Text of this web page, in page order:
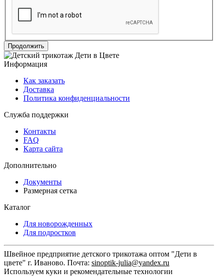
Продолжить
Информация
Как заказать
Доставка
Политика конфиденциальности
Служба поддержки
Контакты
FAQ
Карта сайта
Дополнительно
Документы
Размерная сетка
Каталог
Для новорожденных
Для подростков
Швейное предприятие детского трикотажа оптом "Дети в
цвете" г. Иваново. Почта: sinoptik-julia@yandex.ru
Используем куки и рекомендательные технологии